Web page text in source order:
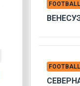
FOOTBALL
FOOTBALL